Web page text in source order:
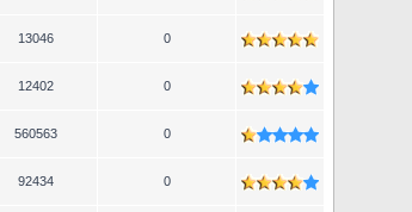
13046 0
12402 0
560563 0
92434 0